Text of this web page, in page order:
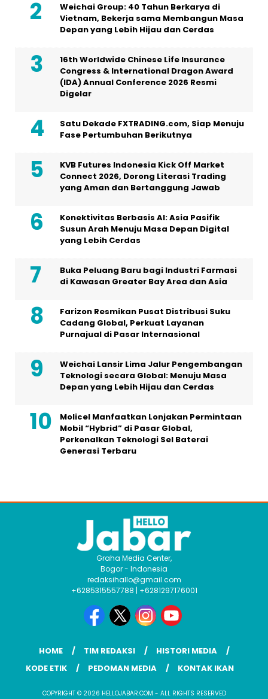
Weichai Group: 40 Tahun Berkarya di
Vietnam, Bekerja sama Membangun Masa
Depan yang Lebih Hijau dan Cerdas
16th Worldwide Chinese Life Insurance
Congress & International Dragon Award
(IDA) Annual Conference 2026 Resmi
Digelar
Satu Dekade FXTRADING.com, Siap Menuju
Fase Pertumbuhan Berikutnya
KVB Futures Indonesia Kick Off Market
Connect 2026, Dorong Literasi Trading
yang Aman dan Bertanggung Jawab
Konektivitas Berbasis AI: Asia Pasifik
Susun Arah Menuju Masa Depan Digital
yang Lebih Cerdas
Buka Peluang Baru bagi Industri Farmasi
di Kawasan Greater Bay Area dan Asia
Farizon Resmikan Pusat Distribusi Suku
Cadang Global, Perkuat Layanan
Purnajual di Pasar Internasional
Weichai Lansir Lima Jalur Pengembangan
Teknologi secara Global: Menuju Masa
Depan yang Lebih Hijau dan Cerdas
Molicel Manfaatkan Lonjakan Permintaan
Mobil “Hybrid” di Pasar Global,
Perkenalkan Teknologi Sel Baterai
Generasi Terbaru
Graha Media Center,
Bogor - Indonesia
redaksihallo@gmail.com
+6285315557788 | +6281297176001
HOME TIM REDAKSI
HISTORI MEDIA
KODE ETIK
PEDOMAN MEDIA KONTAK IKAN
COPYRIGHT © 2026 HELLOJABAR.COM - ALL RIGHTS RESERVED